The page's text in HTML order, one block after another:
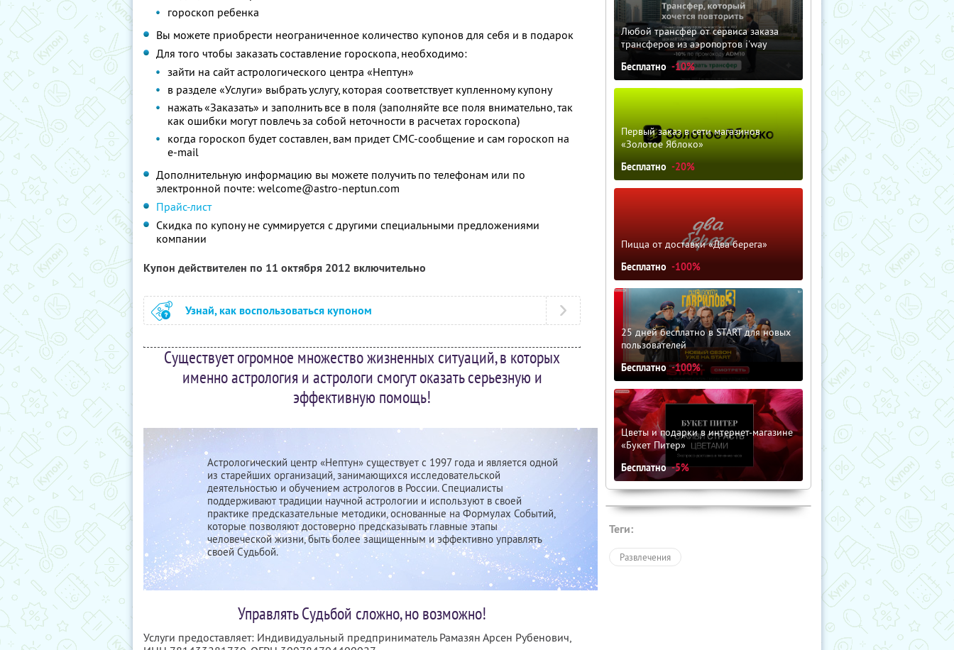
гороскоп ребенка
Вы можете приобрести неограниченное количество купонов для себя и в подарок
Для того чтобы заказать составление гороскопа, необходимо:
зайти на сайт астрологического центра «Нептун»
в разделе «Услуги» выбрать услугу, которая соответствует купленному купону
нажать «Заказать» и заполнить все в поля (заполняйте все поля внимательно, так
как ошибки могут повлечь за собой неточности в расчетах гороскопа)
когда гороскоп будет составлен, вам придет СМС-сообщение и сам гороскоп на
e-mail
Дополнительную информацию вы можете получить по телефонам или по
электронной почте: welcome@astro-neptun.com
Прайс-лист
Скидка по купону не суммируется с другими специальными предложениями
компании
Купон действителен по 11 октября 2012 включительно
Узнай, как воспользоваться купоном
Существует огромное множество жизненных ситуаций, в которых
именно астрология и астрологи смогут оказать серьезную и
эффективную помощь!
Астрологический центр «Нептун» существует с 1997 года и является одной
из старейших организаций, занимающихся исследовательской
деятельностью и обучением астрологов в России. Специалисты
поддерживают традиции научной астрологии и используют в своей
практике предсказательные методики, основанные на Формулах Событий,
которые позволяют достоверно предсказывать главные этапы
человеческой жизни, быть более защищенным и эффективно управлять
своей Судьбой.
Управлять Судьбой сложно, но возможно!
Услуги предоставляет: Индивидуальный предприниматель Рамазян Арсен Рубенович,
Любой трансфер от сервиса заказа
трансферов из аэропортов i'way
Бесплатно -10%
Первый заказ в сети магазинов
«Золотое Яблоко»
Бесплатно -20%
Пицца от доставки «Два берега»
Бесплатно -100%
25 дней бесплатно в START для новых
пользователей
Бесплатно -100%
Цветы и подарки в интернет-магазине
«Букет Питер»
Бесплатно -5%
Теги:
Развлечения